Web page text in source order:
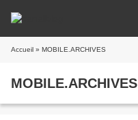
Accueil » MOBILE.ARCHIVES
MOBILE.ARCHIVES